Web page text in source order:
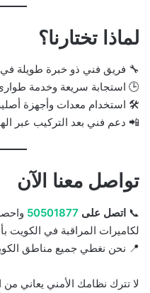
لماذا تختارنا؟
🔧 فريق فني ذو خبرة طويلة في
🕒 استجابة سريعة وخدمة طوارئ
🛠️ استخدام معدات وأجهزة
📲 دعم فني بعد التركيب عبر
تواصل معنا الآن
📞 اتصل على 50501877
لكاميرات المراقبة في
📍 نحن نغطي جميع مناطق
لا تترك نظامك الأمني يعاني من